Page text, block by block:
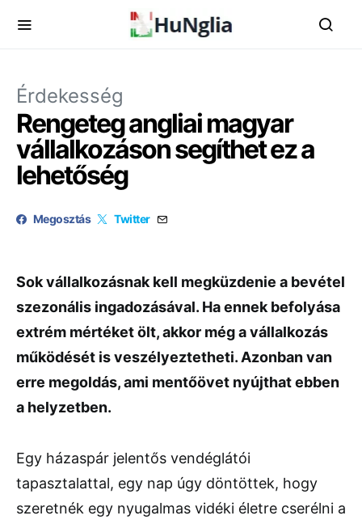
Érdekesség
Rengeteg angliai magyar
vállalkozáson segíthet ez a
lehetőség
Megosztás Twitter
Sok vállalkozásnak kell megküzdenie a bevétel
szezonális ingadozásával. Ha ennek befolyása
extrém mértéket ölt, akkor még a vállalkozás
működését is veszélyeztetheti. Azonban van
erre megoldás, ami mentőövet nyújthat ebben
a helyzetben.
Egy házaspár jelentős vendéglátói
tapasztalattal, egy nap úgy döntöttek, hogy
szeretnék egy nyugalmas vidéki életre cserélni a